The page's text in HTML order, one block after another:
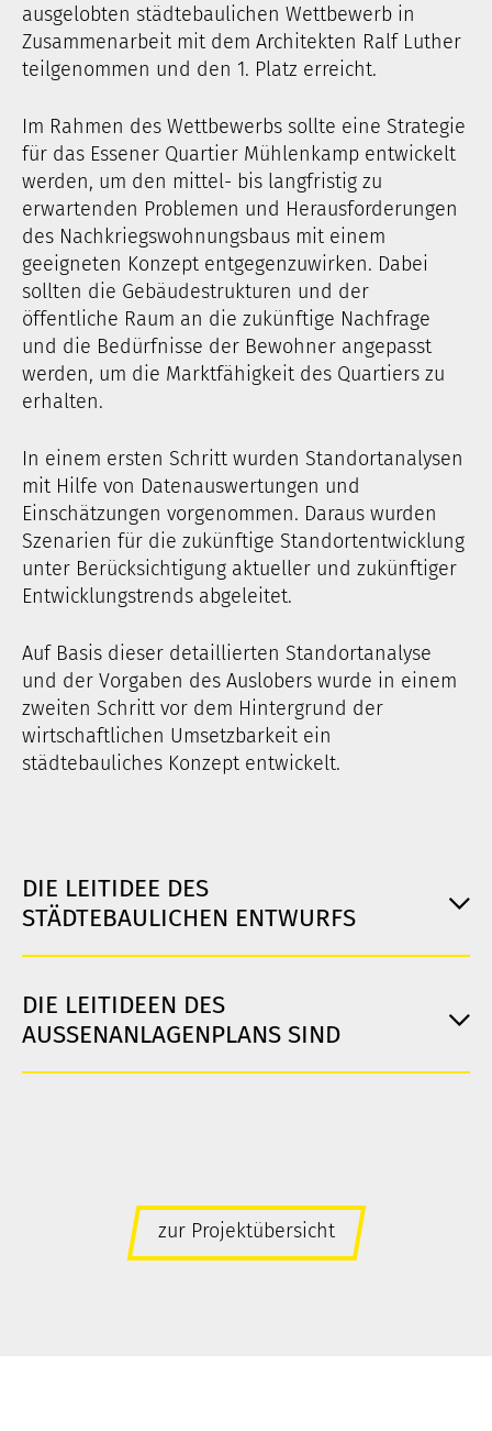
ausgelobten städtebaulichen Wettbewerb in
Zusammenarbeit mit dem Architekten Ralf Luther
teilgenommen und den 1. Platz erreicht.
Im Rahmen des Wettbewerbs sollte eine Strategie
für das Essener Quartier Mühlenkamp entwickelt
werden, um den mittel- bis langfristig zu
erwartenden Problemen und Herausforderungen
des Nachkriegswohnungsbaus mit einem
geeigneten Konzept entgegenzuwirken. Dabei
sollten die Gebäudestrukturen und der
öffentliche Raum an die zukünftige Nachfrage
und die Bedürfnisse der Bewohner angepasst
werden, um die Marktfähigkeit des Quartiers zu
erhalten.
In einem ersten Schritt wurden Standortanalysen
mit Hilfe von Datenauswertungen und
Einschätzungen vorgenommen. Daraus wurden
Szenarien für die zukünftige Standortentwicklung
unter Berücksichtigung aktueller und zukünftiger
Entwicklungstrends abgeleitet.
Auf Basis dieser detaillierten Standortanalyse
und der Vorgaben des Auslobers wurde in einem
zweiten Schritt vor dem Hintergrund der
wirtschaftlichen Umsetzbarkeit ein
städtebauliches Konzept entwickelt.
DIE LEITIDEE DES
STÄDTEBAULICHEN ENTWURFS
DIE LEITIDEEN DES
AUSSENANLAGENPLANS SIND
zur Projektübersicht